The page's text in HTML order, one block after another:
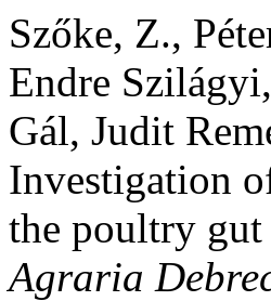
Szőke, Z.,
Endre
Gál, Judit
Investigation
the poultry
Agraria